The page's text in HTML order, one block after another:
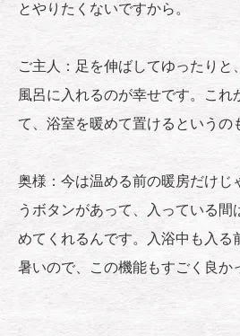
とやりたくないですから。
ご主人：足を伸ばしてゆったりと
風呂に入れるのが幸せです。これ
て、浴室を暖めて置けるというの
奥様：今は温める前の暖房だけじ
うボタンがあって、入っている間
めてくれるんです。入浴中も入る
暑いので、この機能もすごく良か